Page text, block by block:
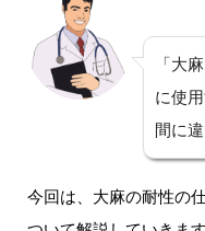
「大
に使
間に
今回は、大麻の耐性の